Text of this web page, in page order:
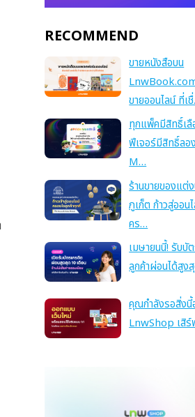
RECOMMEND
ขายหนังสือบน
ขายออนไลน์ ที่เ
ทุกแพ็คมีสิทธิ์เ
ฟีเจอร์มีสิทธิ์ล
M…
ร้านขายของแต่
ภูเก็ต ก้าวสู่ออน
คร…
เมษายนนี้! รับบั
ลูกค้าผ่อนได้สูง
คุณกำลังรอสิ่งนี้
LnwShop เสิ